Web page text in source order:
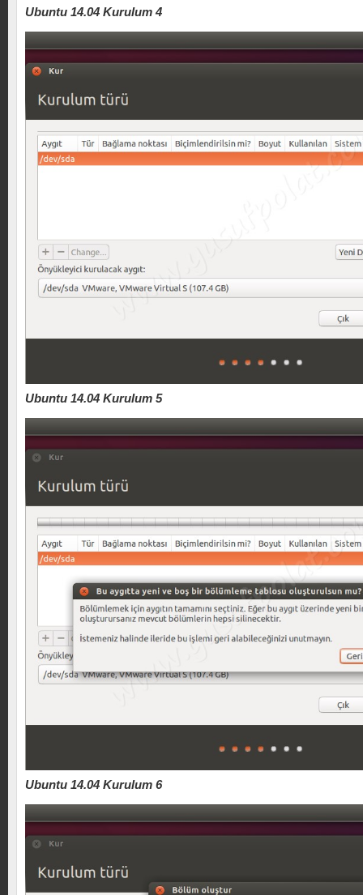
Ubuntu 14.04 Kurulum 4
Ubuntu 14.04 Kurulum 5
Ubuntu 14.04 Kurulum 6